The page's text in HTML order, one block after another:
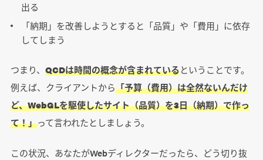
出る
「納期」を改善しようとすると「品質」や「費用」に依存
してしまう
つまり、 QCDは時間の概念が含まれているということです。
例えば、クライアントから「予算（費用）は全然ないんだけ
ど、WebGLを駆使したサイト（品質）を3日（納期）で作っ
て！」って言われたとしましょう。
この状況、あなたがWebディレクターだったら、どう切り抜